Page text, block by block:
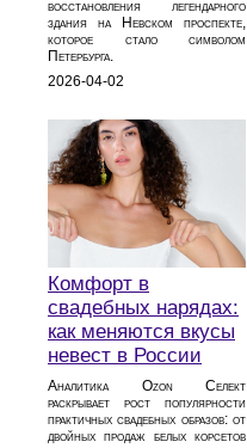
восстановления легендарного
здания на Невском проспекте,
которое стало символом
Петербурга.
2026-04-02
Комфорт в
свадебных нарядах:
как меняются вкусы
невест в России
Аналитика Ozon Селект
раскрывает рост популярности
практичных свадебных образов: от
двойных продаж белых корсетов